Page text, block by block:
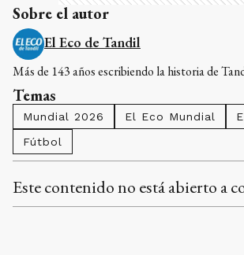
Sobre el autor
El Eco de Tandil
Más de 143 años escribiendo la historia de
Temas
Mundial 2026 El Eco Mundial
Fútbol
Este contenido no está abierto a